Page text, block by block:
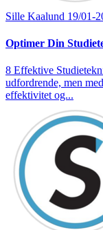
Sille Kaalund 19/01-
Optimer Din
8 Effektive
udfordrende, men
effektivitet og...